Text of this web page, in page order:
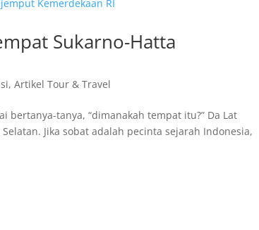
Sukarno-Hatta
,Artikel Tour & Travel
tanya, “dimanakah tempat itu?” Da Lat
Jika sobat adalah pecinta sejarah Indonesia,